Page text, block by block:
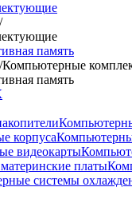
/
память
/Компьютерные
память
корпуса
видеокарты
платы
системы